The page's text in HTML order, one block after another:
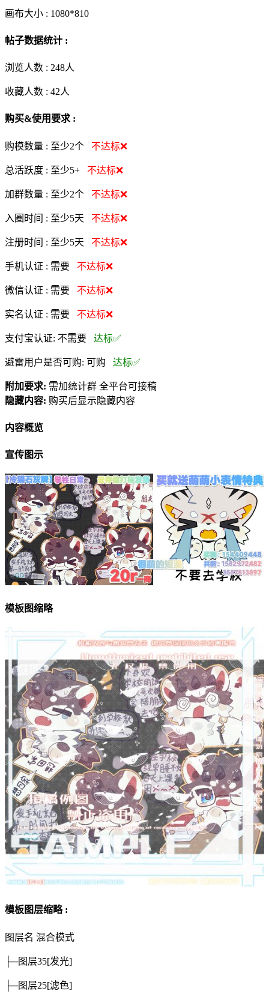
画布大小 : 1080*810
帖子数据统计 :
浏览人数 : 248人
收藏人数 : 42人
购买&使用要求 :
购模数量 : 至少2个 不达标❌
总活跃度 : 至少5+ 不达标❌
加群数量 : 至少2个 不达标❌
入圈时间 : 至少5天 不达标❌
注册时间 : 至少5天 不达标❌
手机认证 : 需要 不达标❌
微信认证 : 需要 不达标❌
实名认证 : 需要 不达标❌
支付宝认证: 不需要 达标✅
避雷用户是否可购: 可购 达标✅
附加要求: 需加统计群 全平台可接稿
隐藏内容: 购买后显示隐藏内容
内容概览
宣传图示
模板图缩略
模板图层缩略 :
图层名 混合模式
├─图层35[发光]
├─图层25[滤色]